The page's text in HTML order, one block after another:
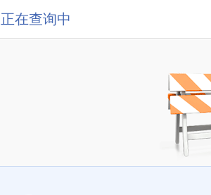
正在查询中